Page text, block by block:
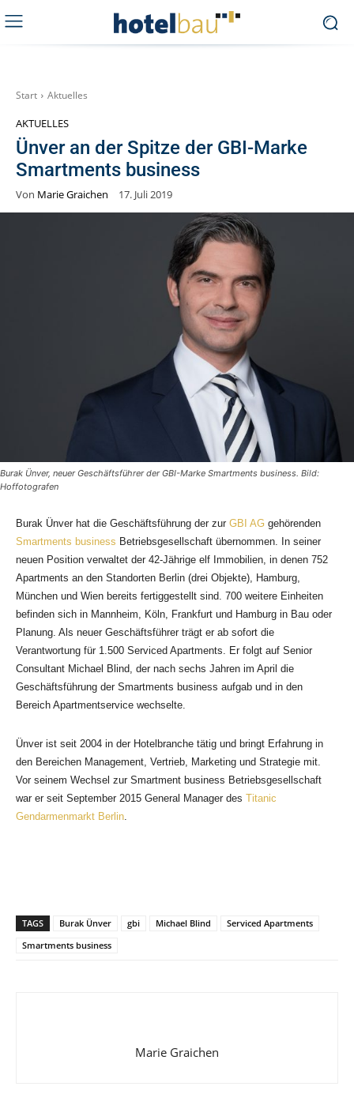
Start Aktuelles
AKTUELLES
Ünver an der Spitze der GBI-Marke
Smartments business
Von Marie Graichen 17. Juli 2019
Burak Ünver, neuer Geschäftsführer der GBI-Marke Smartments business. Bild:
Hoffotografen
Burak Ünver hat die Geschäftsführung der zur GBI AG gehörenden
Smartments business Betriebsgesellschaft übernommen. In seiner
neuen Position verwaltet der 42-Jährige elf Immobilien, in denen 752
Apartments an den Standorten Berlin (drei Objekte), Hamburg,
München und Wien bereits fertiggestellt sind. 700 weitere Einheiten
befinden sich in Mannheim, Köln, Frankfurt und Hamburg in Bau oder
Planung. Als neuer Geschäftsführer trägt er ab sofort die
Verantwortung für 1.500 Serviced Apartments. Er folgt auf Senior
Consultant Michael Blind, der nach sechs Jahren im April die
Geschäftsführung der Smartments business aufgab und in den
Bereich Apartmentservice wechselte.
Ünver ist seit 2004 in der Hotelbranche tätig und bringt Erfahrung in
den Bereichen Management, Vertrieb, Marketing und Strategie mit.
Vor seinem Wechsel zur Smartment business Betriebsgesellschaft
war er seit September 2015 General Manager des Titanic
Gendarmenmarkt Berlin.
TAGS Burak Ünver gbi Michael Blind
Serviced Apartments
Smartments business
Marie Graichen